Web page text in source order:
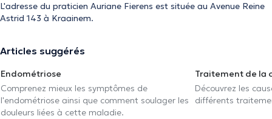
L'adresse du praticien Auriane Fierens est située au Avenue Reine
Astrid 143 à Kraainem.
Articles suggérés
Endométriose
Comprenez mieux les symptômes de
l'endométriose ainsi que comment soulager les
douleurs liées à cette maladie.
Traitement de la
Découvrez les
différents